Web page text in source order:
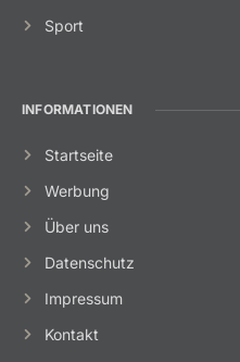
Sport
INFORMATIONEN
Startseite
Werbung
Über uns
Datenschutz
Impressum
Kontakt